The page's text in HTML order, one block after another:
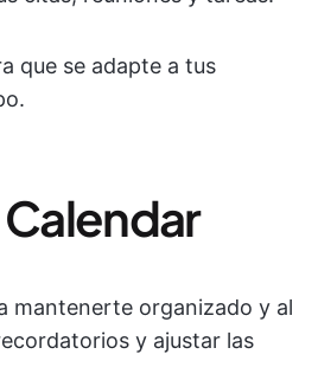
que se adapte a tus
mantenerte organizado y al
y ajustar las